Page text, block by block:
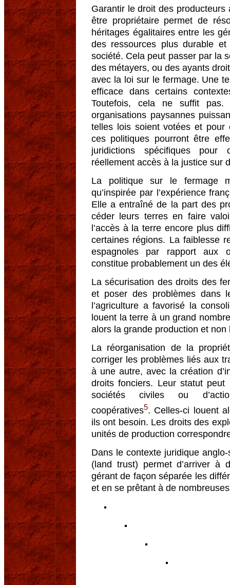
Garantir le droit des
être propriétaire permet de
héritages égalitaires entre les
des ressources plus durable
société. Cela peut passer par la
des métayers, ou des ayants
avec la loi sur le fermage. Une
efficace dans certains
Toutefois, cela ne suffit pas.
organisations paysannes
telles lois soient votées et pour
ces politiques pourront être
juridictions spécifiques
réellement accès à la justice sur
La politique sur le fermage
qu’inspirée par l’expérience
Elle a entraîné de la part des
céder leurs terres en faire
l’accès à la terre encore plus
certaines régions. La faiblesse
espagnoles par rapport aux
constitue probablement un des
La sécurisation des droits des
et poser des problèmes dans
l’agriculture a favorisé la
louent la terre à un grand
alors la grande production et
La réorganisation de la
corriger les problèmes liés aux
à une autre, avec la création
droits fonciers. Leur statut peut
sociétés civiles ou
coopératives5. Celles-ci louent
ils ont besoin. Les droits des
unités de production
Dans le contexte juridique
(land trust) permet d’arriver à
gérant de façon séparée les
et en se prêtant à de